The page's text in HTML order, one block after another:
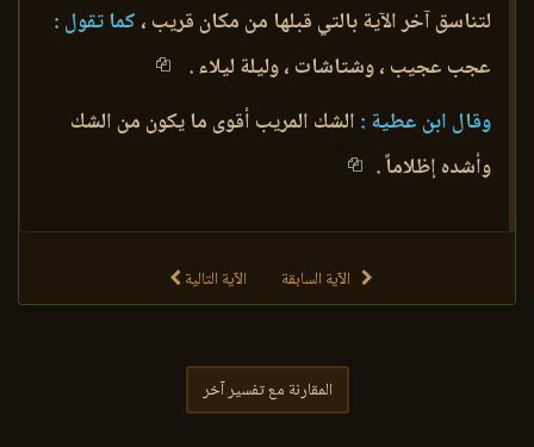
لتناسق آخر الآية بالتي قبلها من مكان قريب ، كما تقول :
عجب عجيب ، وشتاشات ، وليلة ليلاء .
وقال ابن عطية : الشك المريب أقوى ما يكون من الشك
وأشده إظلاماً .
الآية السابقة الآية التالية
المقارنة مع تفسير آخر